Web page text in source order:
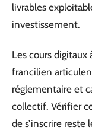
livrables
investissement.
Les cours digitaux
francilien
réglementaire et
collectif. Vérifier
de s’inscrire